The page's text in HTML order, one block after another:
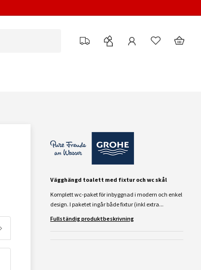
Vägghängd toalett med fixtur och wc skål
Komplett wc-paket för inbyggnad i modern och enkel
design. I paketet ingår både fixtur (inkl extra...
Fullständig produktbeskrivning